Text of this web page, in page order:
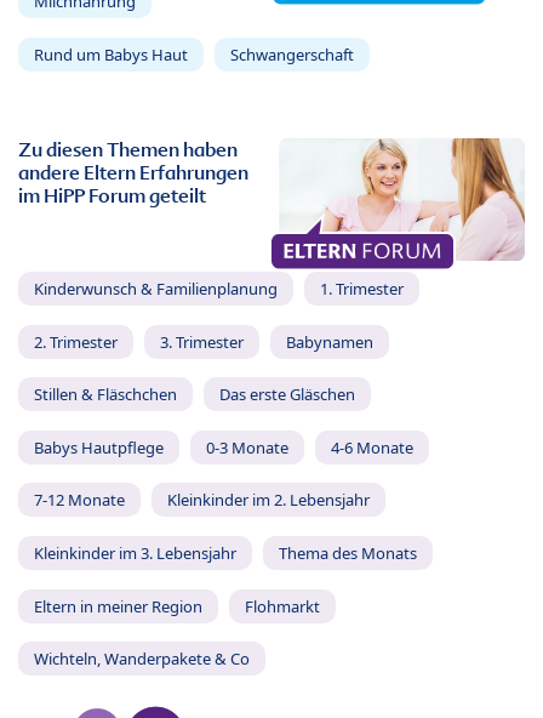
Rund um Babys Haut Schwangerschaft
Zu diesen Themen haben
andere Eltern Erfahrungen
im HiPP Forum geteilt
Kinderwunsch & Familienplanung 1. Trimester
2. Trimester 3. Trimester Babynamen
Stillen & Fläschchen Das erste Gläschen
Babys Hautpflege 0-3 Monate 4-6 Monate
7-12 Monate Kleinkinder im 2. Lebensjahr
Kleinkinder im 3. Lebensjahr Thema des Monats
Eltern in meiner Region Flohmarkt
Wichteln, Wanderpakete & Co